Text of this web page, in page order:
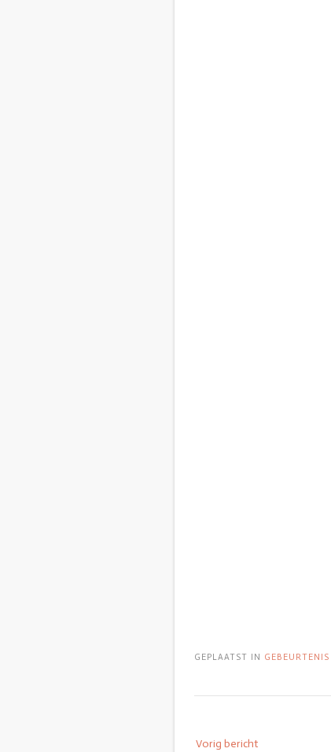
GEPLAATST IN GEBEURTENIS
Vorig bericht